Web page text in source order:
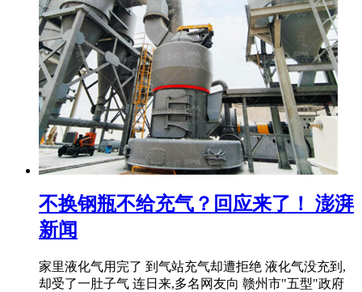
不换钢瓶不给充气？回应来了！ 澎湃
新闻
家里液化气用完了 到气站充气却遭拒绝 液化气没充到,
却受了一肚子气 连日来,多名网友向 赣州市"五型"政府